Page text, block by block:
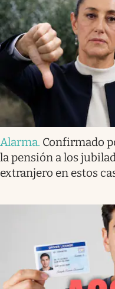
Alarma. Confirmado
la pensión a los
extranjero en estos